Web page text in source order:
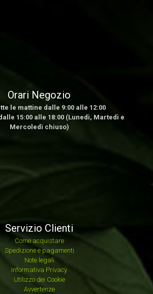
Orari Negozio
le mattine dalle 9:00 alle 12:00
15:00 alle 18:00 (Lunedì, Martedì e
Mercoledì chiuso)
Servizio Clienti
Come acquistare
Spedizione e pagamenti
Note legali
Informativa Privacy
Utilizzo dei Cookie
Avvertenze